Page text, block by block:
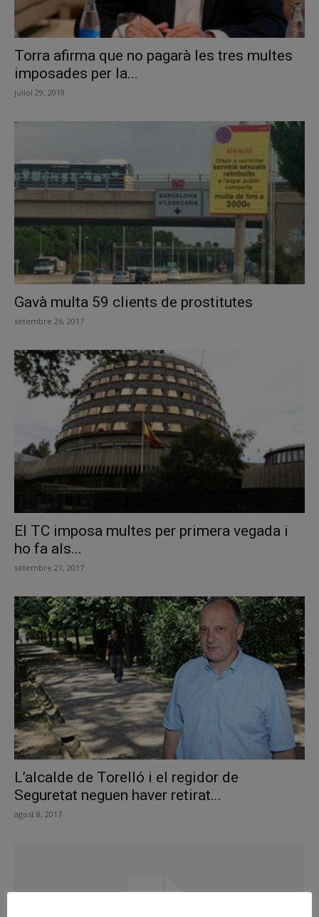
Torra afirma que no pagarà les tres multes
imposades per la...
juliol 29, 2019
Gavà multa 59 clients de prostitutes
setembre 26, 2017
El TC imposa multes per primera vegada i
ho fa als...
setembre 21, 2017
L’alcalde de Torelló i el regidor de
Seguretat neguen haver retirat...
agost 8, 2017